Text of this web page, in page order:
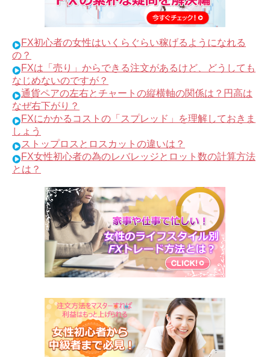
FX初心者の女性はいくらぐらい稼げるようになれる
の？
FXは「売り」からできる注文があるけど、どうしても
なじめないのですが？
通貨ペアの左右とチャートの縦横軸の関係は？円高は
なぜ右下がり？
FXにかかるコストの「スプレッド」を理解しておきま
しょう
ストップロスとロスカットの違いは？
FX女性初心者の為のレバレッジとロット数の計算方法
とは？